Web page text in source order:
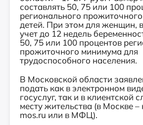
составлять 50, 75 или 100
регионального
детей. При этом для женщин,
учет до 12 недель
50, 75 или 100 процентов
прожиточного минимума для
трудоспособного населения.
В Московской области
подать как в электронном
госуслуг, так и в клиентской
месту жительства (в Москве –
mos.ru или в МФЦ).